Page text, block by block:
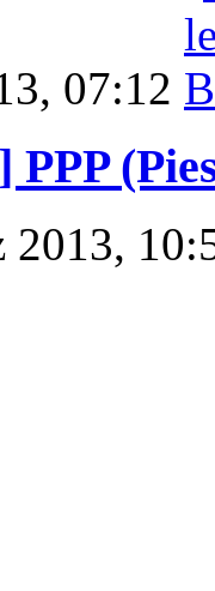
07:12
PPP
2013,